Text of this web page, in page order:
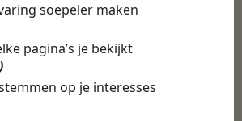
soepeler maken
pagina’s je bekijkt
op je interesses
meer dan 500+
werkgevers